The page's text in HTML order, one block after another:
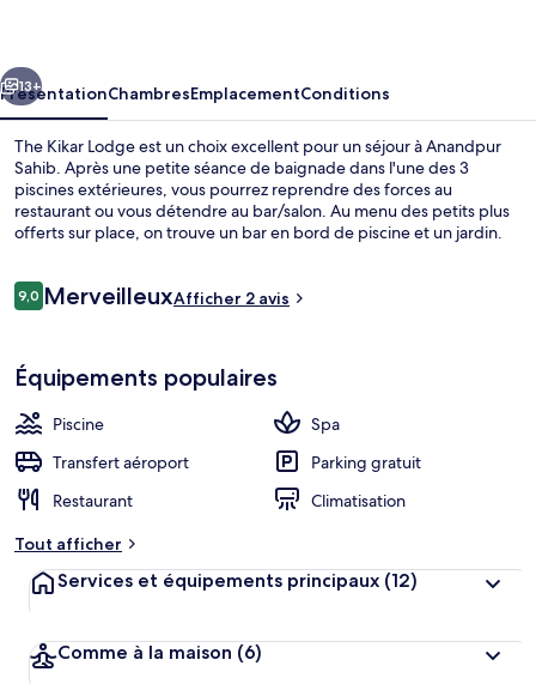
Suivant
13+
PrésentationChambresEmplacementConditions
The Kikar Lodge est un choix excellent pour un séjour à Anandpur
Sahib. Après une petite séance de baignade dans l'une des 3
piscines extérieures, vous pourrez reprendre des forces au
restaurant ou vous détendre au bar/salon. Au menu des petits plus
offerts sur place, on trouve un bar en bord de piscine et un jardin.
Avis
voyageurs
9,09,0 sur 10
MerveilleuxAfficher 2 avis
Équipements populaires
Piscine
Spa
Transfert aéroport
Parking gratuit
Restaurant
Climatisation
Tout afficher
Services et équipements principaux (12)
Comme à la maison (6)